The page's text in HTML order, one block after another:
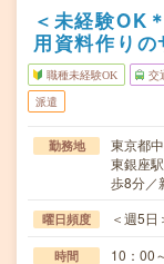
＜未経験OK
用資料作り
職種未経験OK 交
派遣
勤務地
東京都
東銀座
歩8分／
曜日頻度 ＜週5日
時間 10：00